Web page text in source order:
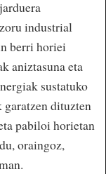
industrial
berri horiei
aniztasuna eta
sustatuko
garatzen dituzten
pabiloi horietan
oraingoz,